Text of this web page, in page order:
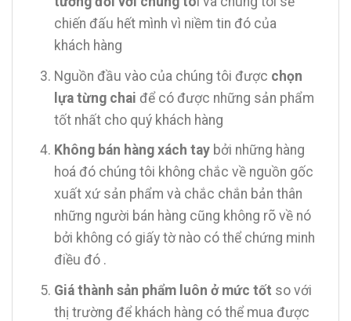
chiến đấu hết mình vì niềm tin đó của
khách hàng
Nguồn đầu vào của chúng tôi được chọn
lựa từng chai để có được những sản phẩm
tốt nhất cho quý khách hàng
Không bán hàng xách taybởi những hàng
hoá đó chúng tôi không chắc về nguồn gốc
xuất xứ sản phẩm và chắc chắn bản thân
những người bán hàng cũng không rõ về nó
bởi không có giấy tờ nào có thể chứng minh
điều đó .
Giá thành sản phẩm luôn ở mức tốt so với
thị trường để khách hàng có thể mua được